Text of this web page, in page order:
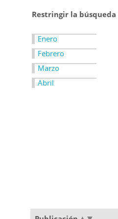
Restringir la
Enero
Febrero
Marzo
Abril